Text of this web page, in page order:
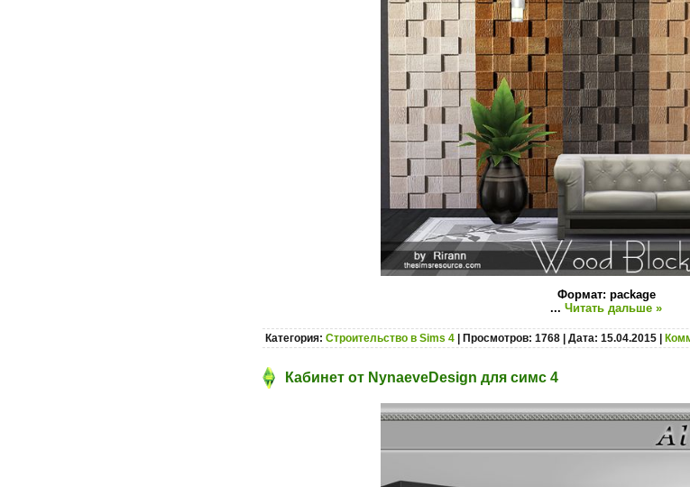
Формат: package
... Читать дальше »
Категория: Строительство в Sims 4 | Просмотров: 1768 | Дата: 15.04.2015
Кабинет от NynaeveDesign для симс 4